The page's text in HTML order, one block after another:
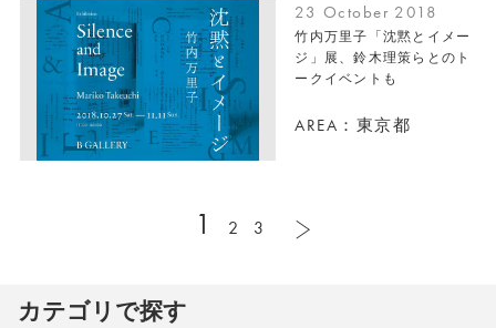
23 October 2018
竹内万里子「沈黙とイメー
ジ」展、鈴木理策らとのト
ークイベントも
AREA：東京都
1 2 3
カテゴリで探す